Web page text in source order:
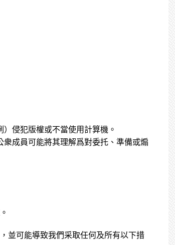
侵犯版權或不當使用計算機。
成員可能將其理解爲對委托、準備或煽
並可能導致我們采取任何及所有以下措